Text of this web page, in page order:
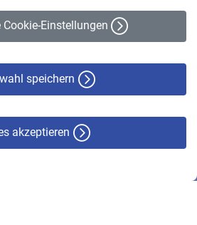
Cookie-Einstellungen
speichern
akzeptieren